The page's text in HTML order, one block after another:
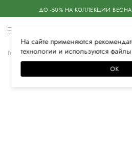
ДО -50% НА КОЛЛЕКЦИИ
Главная Женская Обувь Кеды
На сайте применяются
технологии и используются
ОК